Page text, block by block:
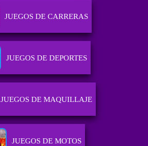
JUEGOS DE CARRERAS
JUEGOS DE DEPORTES
JUEGOS DE MAQUILLAJE
JUEGOS DE MOTOS